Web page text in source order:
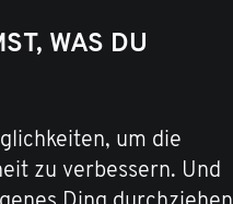
WAS DU
um die
zu verbessern. Und